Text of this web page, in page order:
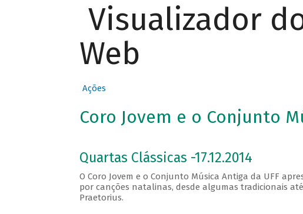
Visualizador
Web
Ações
Coro Jovem e o Conjunto
Quartas Clássicas -17.12.2014
O Coro Jovem e o Conjunto Música Antiga da UFF
por canções natalinas, desde algumas tradicionais
Praetorius.